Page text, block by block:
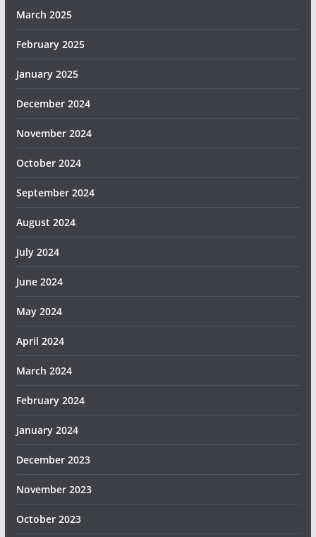
March 2025
February 2025
January 2025
December 2024
November 2024
October 2024
September 2024
August 2024
July 2024
June 2024
May 2024
April 2024
March 2024
February 2024
January 2024
December 2023
November 2023
October 2023